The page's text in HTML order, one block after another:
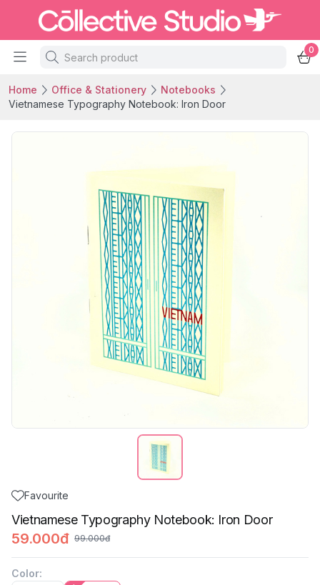
0
Home Office & Stationery
Notebooks
Vietnamese Typography Notebook: Iron Door
Favourite
Vietnamese Typography Notebook: Iron Door
59.000đ 99.000đ
Color: